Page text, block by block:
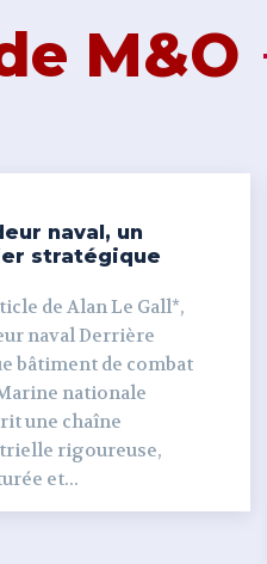
M&O
naval, un
stratégique
de Alan Le Gall*,
Derrière
bâtiment de combat
nationale
une chaîne
rigoureuse,
et...